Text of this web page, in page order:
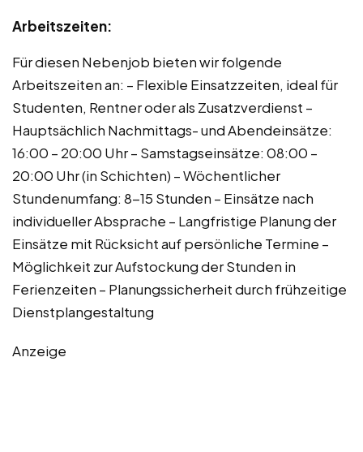
Arbeitszeiten:
Für diesen Nebenjob bieten wir folgende
Arbeitszeiten an: – Flexible Einsatzzeiten, ideal für
Studenten, Rentner oder als Zusatzverdienst –
Hauptsächlich Nachmittags- und Abendeinsätze:
16:00 – 20:00 Uhr – Samstagseinsätze: 08:00 –
20:00 Uhr (in Schichten) – Wöchentlicher
Stundenumfang: 8-15 Stunden – Einsätze nach
individueller Absprache – Langfristige Planung der
Einsätze mit Rücksicht auf persönliche Termine –
Möglichkeit zur Aufstockung der Stunden in
Ferienzeiten – Planungssicherheit durch frühzeitige
Dienstplangestaltung
Anzeige